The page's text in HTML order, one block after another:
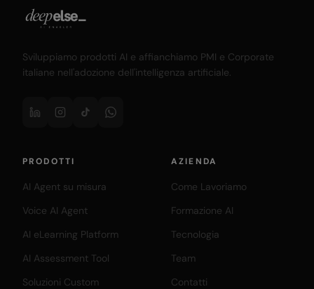
Sviluppiamo prodotti AI e affianchiamo PMI e Corporate
italiane nell'adozione dell'intelligenza artificiale.
PRODOTTI
AI Agent su misura
Voice AI Agent
AI eLearning Platform
AI Assessment Tool
Soluzioni Custom
AZIENDA
Come Lavoriamo
Formazione AI
Tecnologia
Team
Contatti